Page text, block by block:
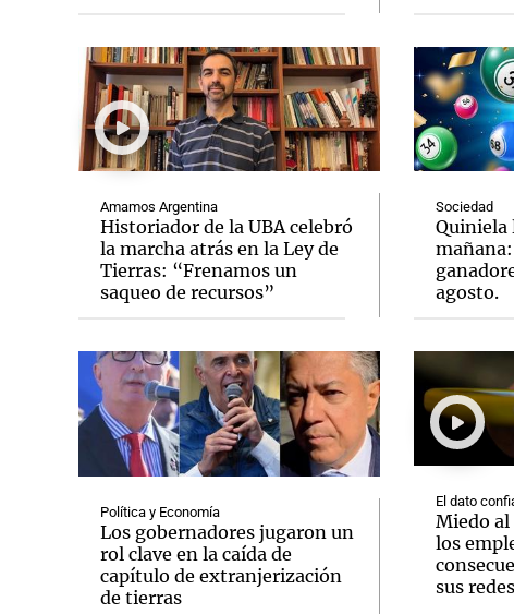
Amamos Argentina
Historiador de la UBA celebró
la marcha atrás en la Ley de
Tierras: “Frenamos un
saqueo de recursos”
Política y Economía
Los gobernadores jugaron un
rol clave en la caída de
capítulo de extranjerización
de tierras
Sociedad
Quiniela
agosto.
El dato
Miedo al
los
sus
Notas